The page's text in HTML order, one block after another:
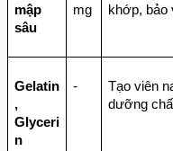
mập
sâu
mg
khớp, bảo
Gelatin
,
Glyceri
n
-
Tạo viên
dưỡng